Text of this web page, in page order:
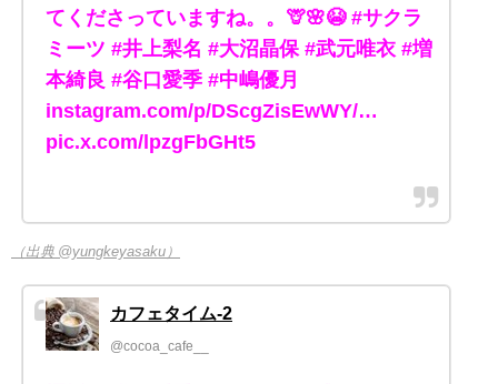
てくださっていますね。。🦒🌸😭 #サクラ
ミーツ #井上梨名 #大沼晶保 #武元唯衣 #増
本綺良 #谷口愛季 #中嶋優月
instagram.com/p/DScgZisEwWY/…
pic.x.com/lpzgFbGHt5
（出典 @yungkeyasaku）
カフェタイム-2
@cocoa_cafe__